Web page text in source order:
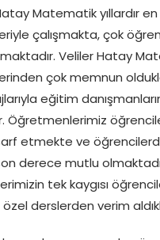
Matematik yıllardır
çalışmakta, çok
Veliler Hatay
çok memnun
eğitim
Öğretmenlerimiz
etmekte ve
derece mutlu
tek kaygısı
derslerden verim